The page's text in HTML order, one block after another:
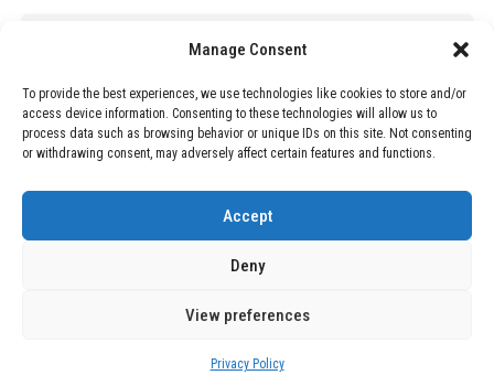
Manage Consent
To provide the best experiences, we use technologies like cookies to store and/or
access device information. Consenting to these technologies will allow us to
process data such as browsing behavior or unique IDs on this site. Not consenting
or withdrawing consent, may adversely affect certain features and functions.
Accept
Deny
View preferences
Privacy Policy